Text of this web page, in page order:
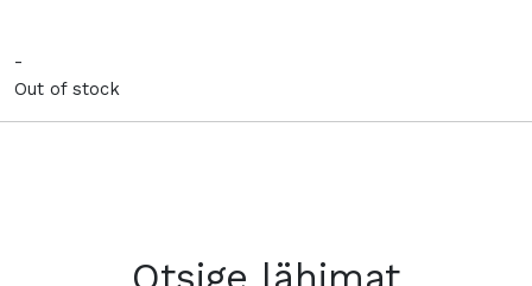
-
Out of stock